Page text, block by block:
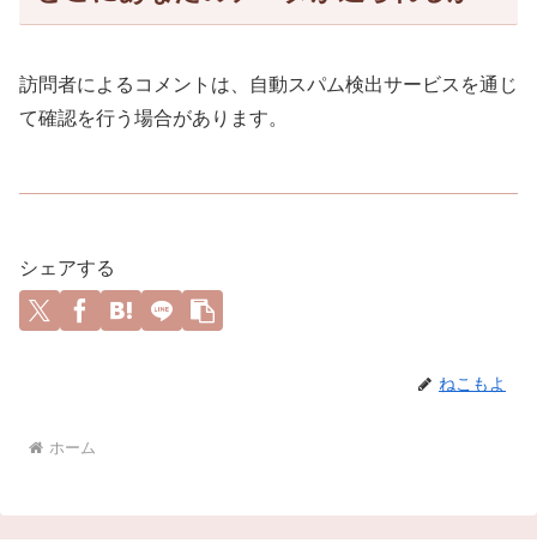
訪問者によるコメントは、自動スパム検出サービスを通じ
て確認を行う場合があります。
シェアする
ねこもよ
ホーム